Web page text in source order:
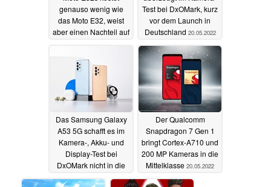
genauso wenig wie
das Moto E32, weist
aber einen Nachteil auf
Test bei DxOMark, kurz
vor dem Launch in
Deutschland 20.05.2022
Das Samsung Galaxy
A53 5G schafft es im
Kamera-, Akku- und
Display-Test bei
DxOMark nicht in die
20.05.2022
Der Qualcomm
Snapdragon 7 Gen 1
bringt Cortex-A710 und
200 MP Kameras in die
Mittelklasse 20.05.2022